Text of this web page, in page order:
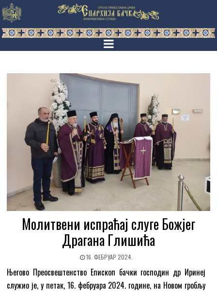
Молитвени испраћај слуге Божјег
Драгана Глишића
16. ФЕБРУАР 2024.
Његово Преосвештенство Епископ бачки господин др Иринеј
служио је, у петак, 16. фебруара 2024. године, на Новом гробљу